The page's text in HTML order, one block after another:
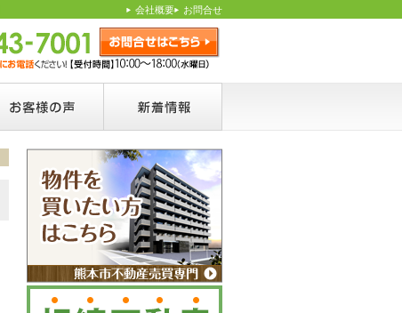
会社概要 お問合せ